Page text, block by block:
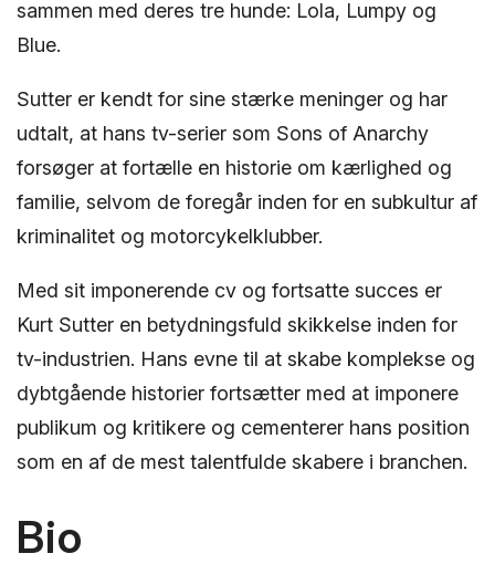
sammen med deres tre hunde: Lola, Lumpy og
Blue.
Sutter er kendt for sine stærke meninger og har
udtalt, at hans tv-serier som Sons of Anarchy
forsøger at fortælle en historie om kærlighed og
familie, selvom de foregår inden for en subkultur af
kriminalitet og motorcykelklubber.
Med sit imponerende cv og fortsatte succes er
Kurt Sutter en betydningsfuld skikkelse inden for
tv-industrien. Hans evne til at skabe komplekse og
dybtgående historier fortsætter med at imponere
publikum og kritikere og cementerer hans position
som en af ​​de mest talentfulde skabere i branchen.
Bio